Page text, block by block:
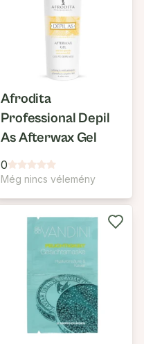
Afrodita
Professional Depil
As Afterwax Gel
0
Még nincs vélemény